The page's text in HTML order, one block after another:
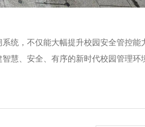
统，不仅能大幅提升校园安全管控能
慧、安全、有序的新时代校园管理环